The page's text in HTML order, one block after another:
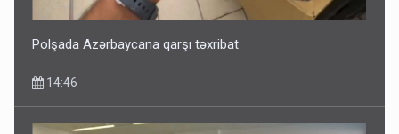
Polşada Azərbaycana qarşı təxribat
14:46